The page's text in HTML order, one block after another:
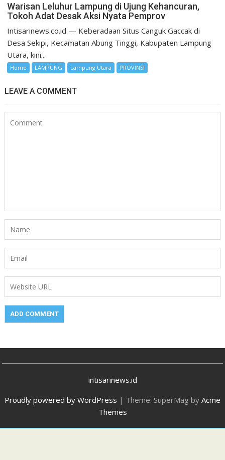
Warisan Leluhur Lampung di Ujung Kehancuran,
Tokoh Adat Desak Aksi Nyata Pemprov
Intisarinews.co.id — Keberadaan Situs Canguk Gaccak di
Desa Sekipi, Kecamatan Abung Tinggi, Kabupaten Lampung
Utara, kini...
Home LAMPUNG Lampung Utara PROVINSI
LEAVE A COMMENT
intisarinews.id
Proudly powered by WordPress | Theme: SuperMag by Acme
Themes